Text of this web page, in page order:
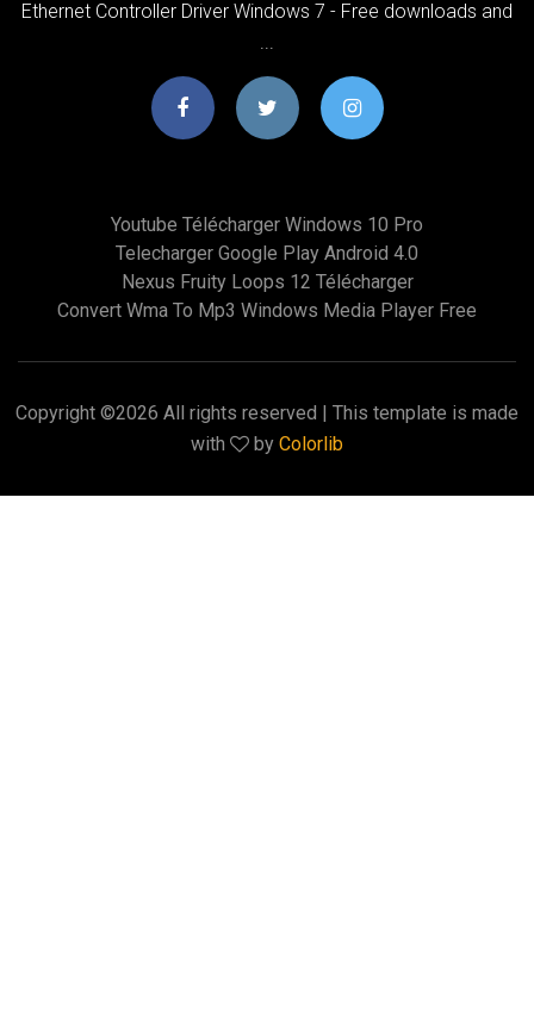
Ethernet Controller Driver Windows 7 - Free downloads and
Youtube Télécharger Windows 10 Pro
Telecharger Google Play Android 4.0
Nexus Fruity Loops 12 Télécharger
Convert Wma To Mp3 Windows Media Player Free
Copyright ©2026 All rights reserved | This template is made
with
by Colorlib